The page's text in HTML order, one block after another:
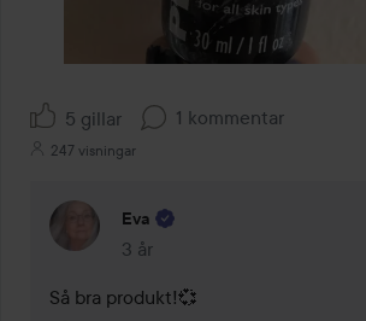
5 gillar 1 kommentar
247 visningar
Eva
3 år
Kommentaren lades 3 år
Så bra produkt!💞